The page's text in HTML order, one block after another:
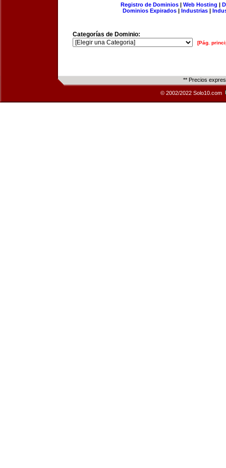
Registro de Dominios| Web Hosting |
Dominios Expirados | Industrias |
Categorías de Dominio:
[Pág.
** Precios
© 2002/2022 Solo10.com